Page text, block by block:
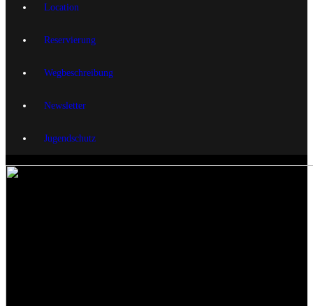
Location
Reservierung
Wegbeschreibung
Newsletter
Jugendschutz